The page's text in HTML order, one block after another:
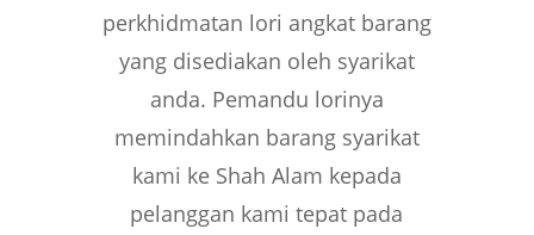
perkhidmatan lori angkat barang
yang disediakan oleh syarikat
anda. Pemandu lorinya
memindahkan barang syarikat
kami ke Shah Alam kepada
pelanggan kami tepat pada